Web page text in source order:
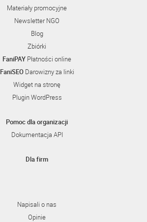
Materiały promocyjne
Newsletter NGO
Blog
Zbiórki
FaniPAY Płatności online
FaniSEODarowizny za linki
Widget na stronę
Plugin WordPress
Pomoc dla organizacji
Dokumentacja API
Dla firm
Napisali o nas
Opinie